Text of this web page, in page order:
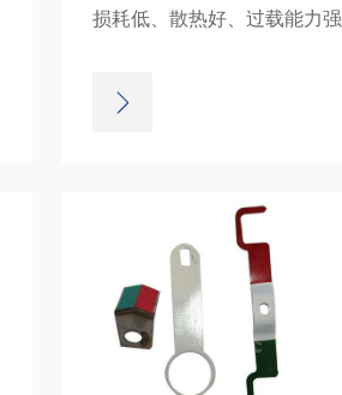
损耗低、散热好、过载能力强